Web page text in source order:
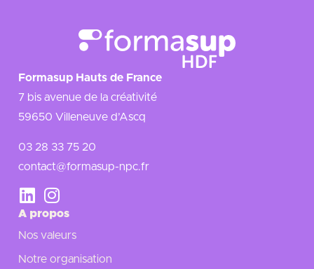
Formasup Hauts de France
7 bis avenue de la créativité
59650 Villeneuve d’Ascq
03 28 33 75 20
contact@formasup-npc.fr
A propos
Nos valeurs
Notre organisation